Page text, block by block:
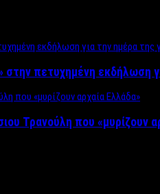
πετυχημένη εκδήλωση
Τρανούλη που «μυρίζουν